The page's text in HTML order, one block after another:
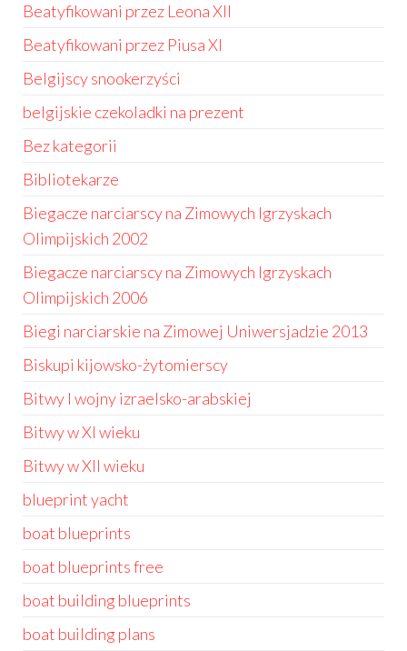
Beatyfikowani przez Leona XII
Beatyfikowani przez Piusa XI
Belgijscy snookerzyści
belgijskie czekoladki na prezent
Bez kategorii
Bibliotekarze
Biegacze narciarscy na Zimowych Igrzyskach
Olimpijskich 2002
Biegacze narciarscy na Zimowych Igrzyskach
Olimpijskich 2006
Biegi narciarskie na Zimowej Uniwersjadzie 2013
Biskupi kijowsko-żytomierscy
Bitwy I wojny izraelsko-arabskiej
Bitwy w XI wieku
Bitwy w XII wieku
blueprint yacht
boat blueprints
boat blueprints free
boat building blueprints
boat building plans